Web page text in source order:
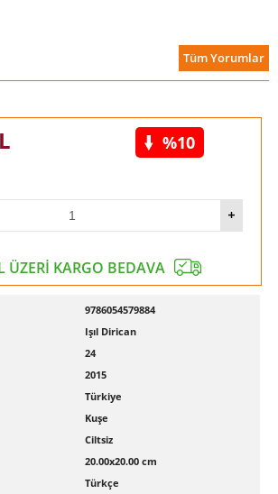
Tüm Yorumlar
%10
ÜZERİ KARGO BEDAVA
9786054579884
Işıl Dirican
24
2015
Türkiye
Kuşe
Ciltsiz
20.00x20.00 cm
Türkçe